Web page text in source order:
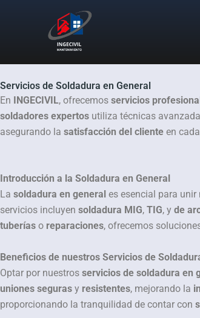
Servicios de Soldadura en General
En INGECIVIL, ofrecemos servicios
soldadores expertos utiliza técnicas
asegurando la satisfacción del cliente en
Introducción a la Soldadura en General
La soldadura en general es esencial para unir
servicios incluyen soldadura MIG, TIG, y de
tuberías o reparaciones, ofrecemos
Beneficios de nuestros Servicios de
Optar por nuestros servicios de soldadura en
uniones seguras y resistentes, mejorando la
proporcionando la tranquilidad de contar con